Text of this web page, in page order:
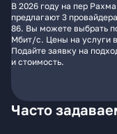
В 2026 году на пер
предлагают 3
86. Вы можете выбрать
Мбит/с. Цены на услуги
Подайте заявку на
и стоимость.
Часто